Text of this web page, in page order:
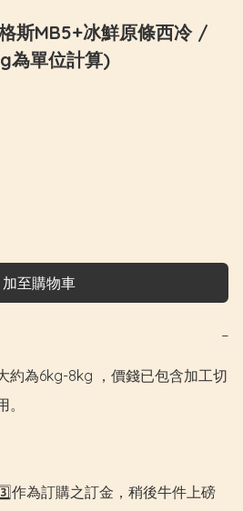
斯MB5+冰鮮原條西冷 /
為單位計算)
加至購物車
−
約為6kg-8kg ，價錢已包含加工切
作為訂購之訂金，稍後牛件上磅